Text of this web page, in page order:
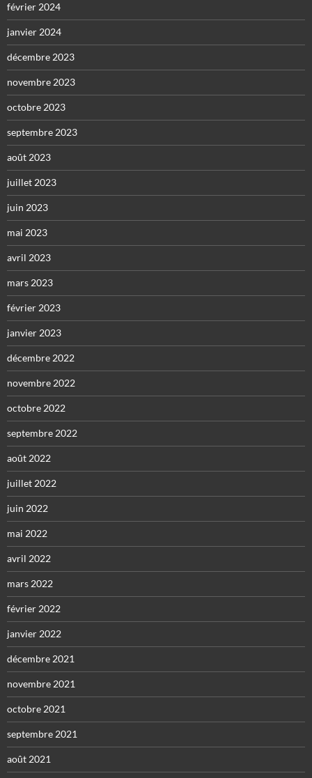
février 2024
janvier 2024
décembre 2023
novembre 2023
octobre 2023
septembre 2023
août 2023
juillet 2023
juin 2023
mai 2023
avril 2023
mars 2023
février 2023
janvier 2023
décembre 2022
novembre 2022
octobre 2022
septembre 2022
août 2022
juillet 2022
juin 2022
mai 2022
avril 2022
mars 2022
février 2022
janvier 2022
décembre 2021
novembre 2021
octobre 2021
septembre 2021
août 2021